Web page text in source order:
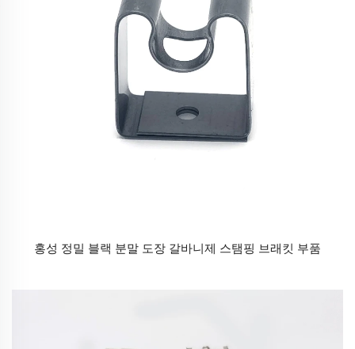
홍성 정밀 블랙 분말 도장 갈바니제 스탬핑 브래킷 부품